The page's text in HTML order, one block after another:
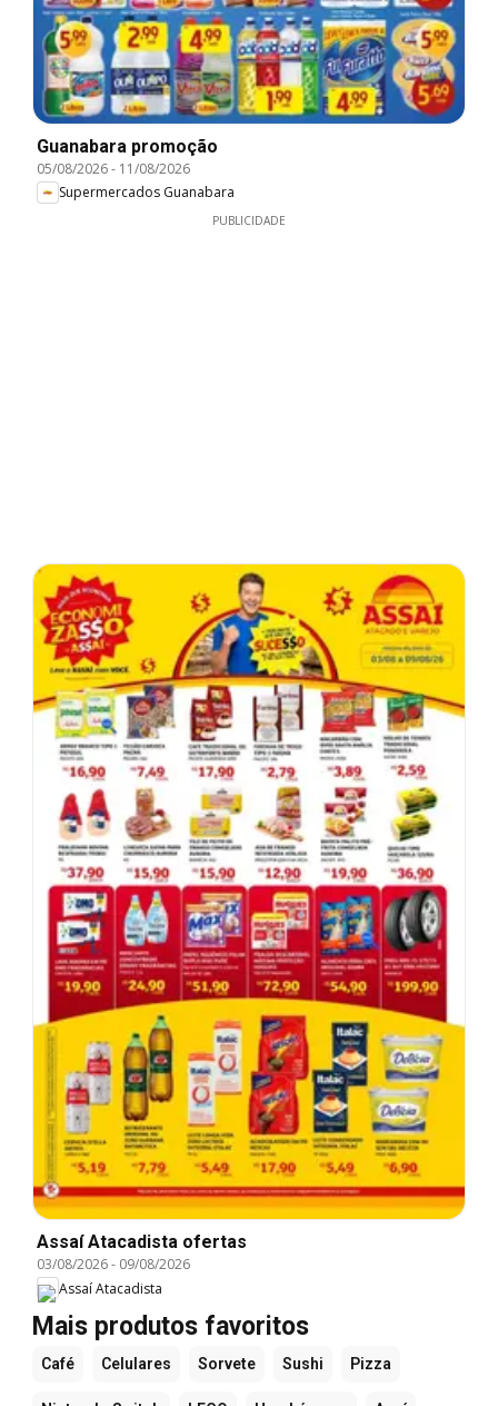
Guanabara promoção
05/08/2026- 11/08/2026
Supermercados Guanabara
PUBLICIDADE
Assaí Atacadista ofertas
03/08/2026- 09/08/2026
Assaí Atacadista
Mais produtos favoritos
Café Celulares Sorvete Sushi Pizza